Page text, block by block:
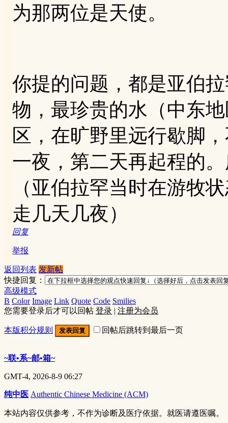
为那两位是天使。
你提的问题，都是亚伯
物，最珍贵的水（中东
区，在旷野里远行歇脚
一夜，第二天再起程的
（亚伯拉罕当时在游牧
走几天几夜）
回复
举报
返回列表 发新帖
快捷回复：
高级模式
B Color Image Link Quote Code Smilies
您需要登录后才可以回帖 登录 | 注册为会员
本版积分规则 发表回复 回帖后跳转到最后一页
~联•系~邮•箱~
GMT-4, 2026-8-9 06:27
纯中医 Authentic Chinese Medicine (ACM)
本站内容仅供参考，不作为诊断及医疗依据。就医请遵医嘱。